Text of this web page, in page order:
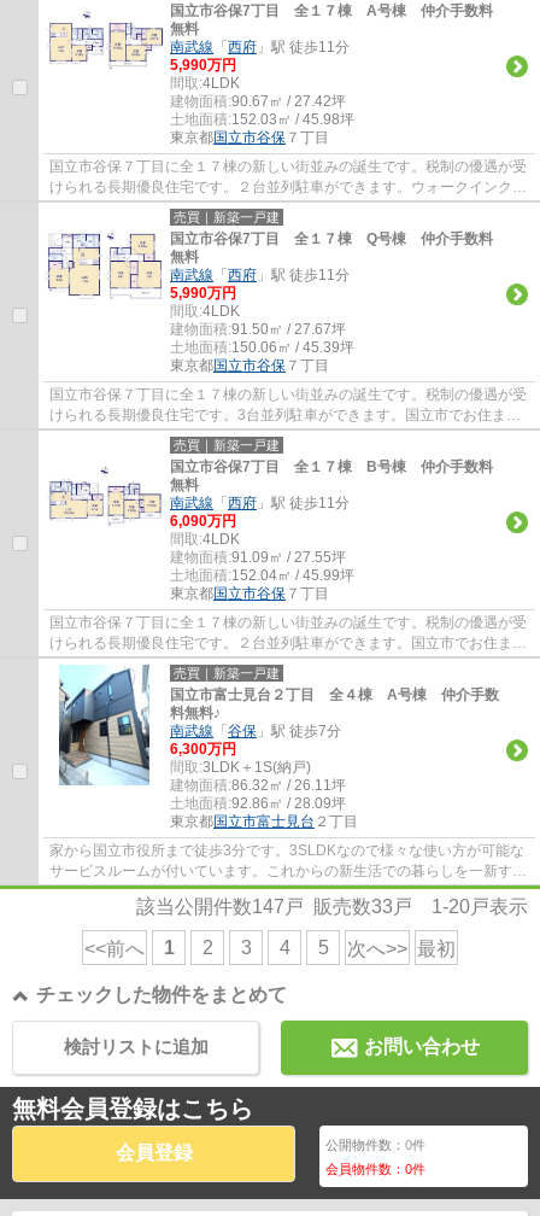
国立市谷保7丁目 全１７棟 A号棟 仲介手数料
無料
南武線 「 西府 」駅 徒歩11分
5,990万円
間取:4LDK
建物面積:90.67㎡ / 27.42坪
土地面積:152.03㎡ / 45.98坪
東京都国立市谷保 ７丁目
国立市谷保７丁目に全１７棟の新しい街並みの誕生です。税制の優遇が受
けられる長期優良住宅です。２台並列駐車ができます。ウォークインクロ
ーゼット付の４LDKです。国立市でお住まい...
売買｜新築一戸建
国立市谷保7丁目 全１７棟 Q号棟 仲介手数料
無料
南武線 「 西府 」駅 徒歩11分
5,990万円
間取:4LDK
建物面積:91.50㎡ / 27.67坪
土地面積:150.06㎡ / 45.39坪
東京都国立市谷保 ７丁目
国立市谷保７丁目に全１７棟の新しい街並みの誕生です。税制の優遇が受
けられる長期優良住宅です。3台並列駐車ができます。国立市でお住まい
をお探しなら地元密着型のエージーホームに...
売買｜新築一戸建
国立市谷保7丁目 全１７棟 B号棟 仲介手数料
無料
南武線 「 西府 」駅 徒歩11分
6,090万円
間取:4LDK
建物面積:91.09㎡ / 27.55坪
土地面積:152.04㎡ / 45.99坪
東京都国立市谷保 ７丁目
国立市谷保７丁目に全１７棟の新しい街並みの誕生です。税制の優遇が受
けられる長期優良住宅です。２台並列駐車ができます。国立市でお住まい
をお探しなら地元密着型のエージーホーム...
売買｜新築一戸建
国立市富士見台２丁目 全４棟 A号棟 仲介手数
料無料♪
南武線 「 谷保 」駅 徒歩7分
6,300万円
間取:3LDK＋1S(納戸)
建物面積:86.32㎡ / 26.11坪
土地面積:92.86㎡ / 28.09坪
東京都国立市富士見台 ２丁目
家から国立市役所まで徒歩3分です。3SLDKなので様々な使い方が可能な
サービスルームが付いています。これからの新生活での暮らしを一新する
ために、新築戸建てはいかがでしょうか。不...
該当公開件数147 戸 販売数33 戸 1-20戸表示
<<前へ 1 2 3 4 5 次へ>> 最初
チェックした物件をまとめて
お問い合わせ
検討リストに追加
無料会員登録はこちら
会員登録 公開物件数：0件
会員物件数：0件